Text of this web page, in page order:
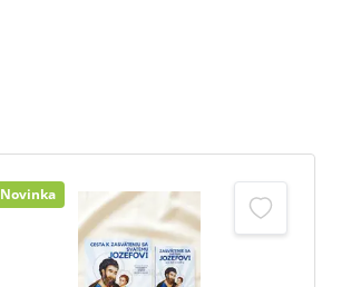
Novinka